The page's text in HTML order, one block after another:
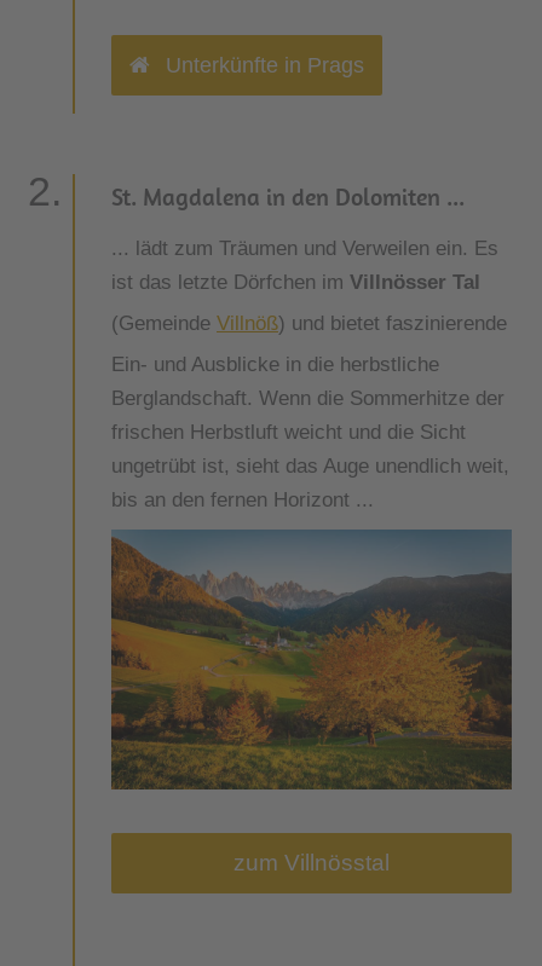
Unterkünfte in Prags
St. Magdalena in den Dolomiten ...
... lädt zum Träumen und Verweilen ein. Es
ist das letzte Dörfchen im Villnösser Tal
(Gemeinde Villnöß) und bietet faszinierende
Ein- und Ausblicke in die herbstliche
Berglandschaft. Wenn die Sommerhitze der
frischen Herbstluft weicht und die Sicht
ungetrübt ist, sieht das Auge unendlich weit,
bis an den fernen Horizont ...
zum Villnösstal